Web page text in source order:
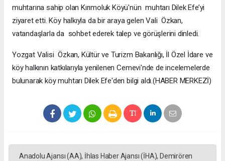
muhtarına sahip olan Kırımoluk Köyü'nün muhtarı Dilek Efe’yi
ziyaret etti. Köy halkıyla da bir araya gelen Vali Özkan,
vatandaşlarla da sohbet ederek talep ve görüşlerini dinledi.
Yozgat Valisi Özkan, Kültür ve Turizm Bakanlığı, İl Özel İdare ve
köy halkının katkılarıyla yenilenen Cemevi'nde de incelemelerde
bulunarak köy muhtarı Dilek Efe'den bilgi aldı.(HABER MERKEZİ)
Anadolu Ajansı (AA), İhlas Haber Ajansı (İHA), Demirören